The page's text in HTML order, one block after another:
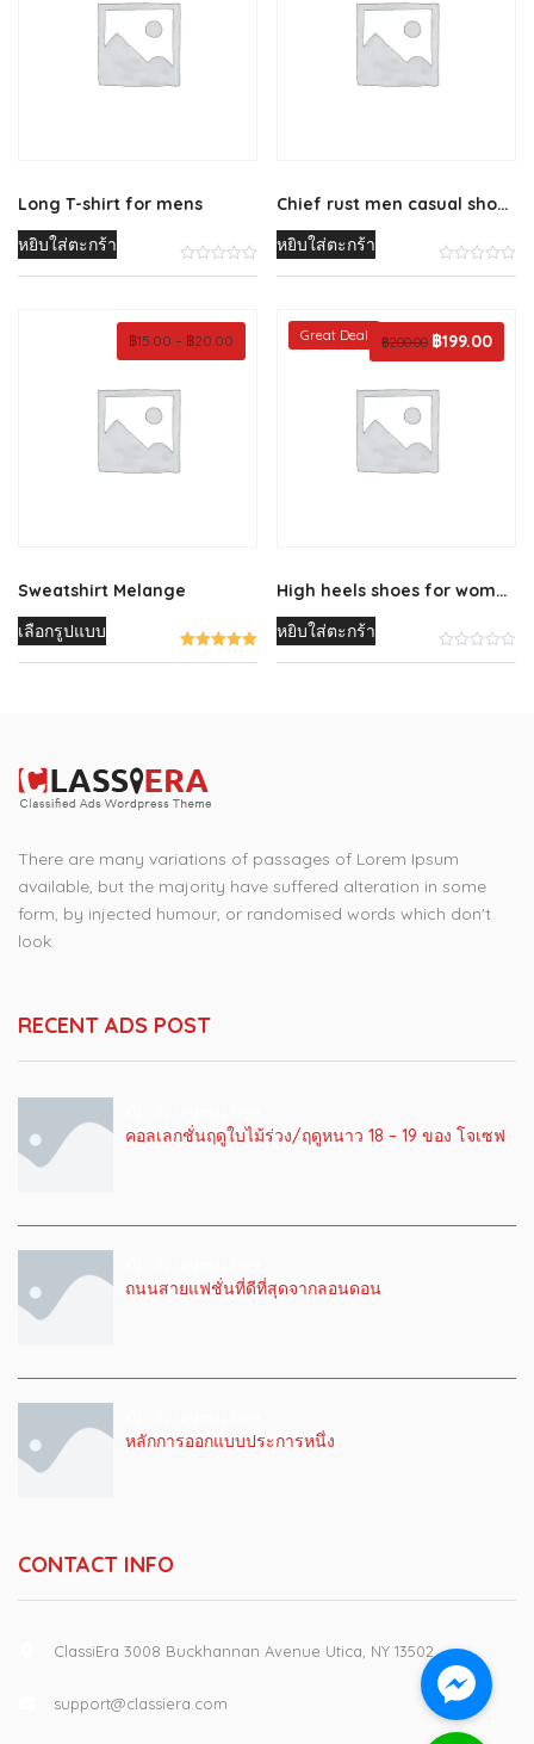
Long T-shirt for mens
was:
หยิบใส่ตะกร้า
Chief rust men casual shoes
was:
หยิบใส่ตะกร้า
Sweatshirt Melange
฿15.00 – ฿20.00Price
เลือกรูปแบบ
product
The
options
be
chosen
on
Great Deal
High heels shoes for womens
฿200.00 Original
was:
฿199.00
หยิบใส่ตะกร้า
There are many variations of passages of Lorem Ipsum
available, but the majority have suffered alteration in some
form, by injected humour, or randomised words which don't
look.
RECENT ADS POST
คอลเลกชั่นฤดูใบไม้ร่วง/ฤดูหนาว 18 – 19 ของ โจเซฟ
ถนนสายแฟชั่นที่ดีที่สุดจากลอนดอน
หลักการออกแบบประการหนึ่ง
CONTACT INFO
ClassiEra 3008 Buckhannan Avenue Utica, NY 13502
support@classiera.com